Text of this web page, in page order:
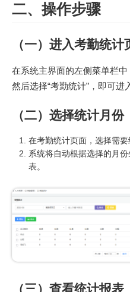
二、操作步骤
（一）进入考勤统计
在系统主界面的左侧菜单栏中
然后选择“考勤统计”，即可进
（二）选择统计月份
在考勤统计页面，选择需要
系统将自动根据选择的月
表。
（三）查看统计报表